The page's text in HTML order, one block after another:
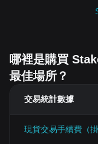
哪裡是購買
最佳場所？
交易統計數據
現貨交易手續費（掛